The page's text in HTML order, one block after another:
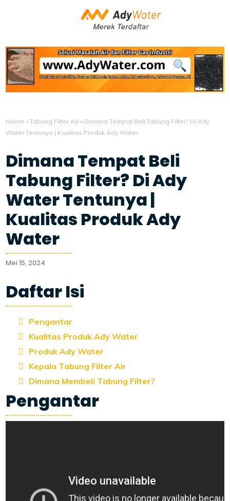
Home »Tabung Filter Air » Dimana Tempat Beli Tabung Filter? Di Ady
Water Tentunya | Kualitas Produk Ady Water
Dimana Tempat Beli
Tabung Filter? Di Ady
Water Tentunya |
Kualitas Produk Ady
Water
Mei 15, 2024
Daftar Isi
Pengantar
Kualitas Produk Ady Water
Produk Ady Water
Kepala Tabung Filter Air
Dimana Membeli Tabung Filter?
Pengantar